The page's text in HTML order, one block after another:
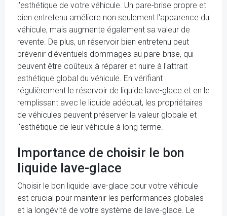
l'esthétique de votre véhicule. Un pare-brise propre et
bien entretenu améliore non seulement l'apparence du
véhicule, mais augmente également sa valeur de
revente. De plus, un réservoir bien entretenu peut
prévenir d'éventuels dommages au pare-brise, qui
peuvent être coûteux à réparer et nuire à l'attrait
esthétique global du véhicule. En vérifiant
régulièrement le réservoir de liquide lave-glace et en le
remplissant avec le liquide adéquat, les propriétaires
de véhicules peuvent préserver la valeur globale et
l'esthétique de leur véhicule à long terme.
Importance de choisir le bon
liquide lave-glace
Choisir le bon liquide lave-glace pour votre véhicule
est crucial pour maintenir les performances globales
et la longévité de votre système de lave-glace. Le